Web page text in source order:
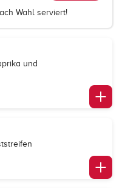
Wahl serviert!
und